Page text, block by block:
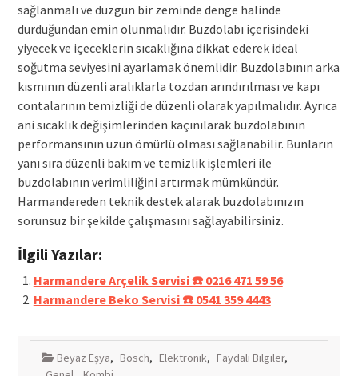
sağlanmalı ve düzgün bir zeminde denge halinde
durduğundan emin olunmalıdır. Buzdolabı içerisindeki
yiyecek ve içeceklerin sıcaklığına dikkat ederek ideal
soğutma seviyesini ayarlamak önemlidir. Buzdolabının arka
kısmının düzenli aralıklarla tozdan arındırılması ve kapı
contalarının temizliği de düzenli olarak yapılmalıdır. Ayrıca
ani sıcaklık değişimlerinden kaçınılarak buzdolabının
performansının uzun ömürlü olması sağlanabilir. Bunların
yanı sıra düzenli bakım ve temizlik işlemleri ile
buzdolabının verimliliğini artırmak mümkündür.
Harmandereden teknik destek alarak buzdolabınızın
sorunsuz bir şekilde çalışmasını sağlayabilirsiniz.
İlgili Yazılar:
Harmandere Arçelik Servisi ☎️ 0216 471 59 56
Harmandere Beko Servisi ☎️ 0541 359 4443
Beyaz Eşya, Bosch, Elektronik, Faydalı Bilgiler,